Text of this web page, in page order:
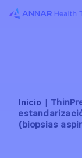
Inicio |
(biopsias